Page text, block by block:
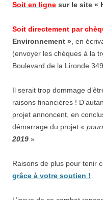
Soit en ligne sur le site «
Soit directement par
Environnement », en
(envoyer les chèques à la
Boulevard de la Lironde
Il serait trop dommage
raisons financières !
projet annoncent, en
démarrage du projet «
2019 »
Raisons de plus pour tenir
grâce à votre soutien !